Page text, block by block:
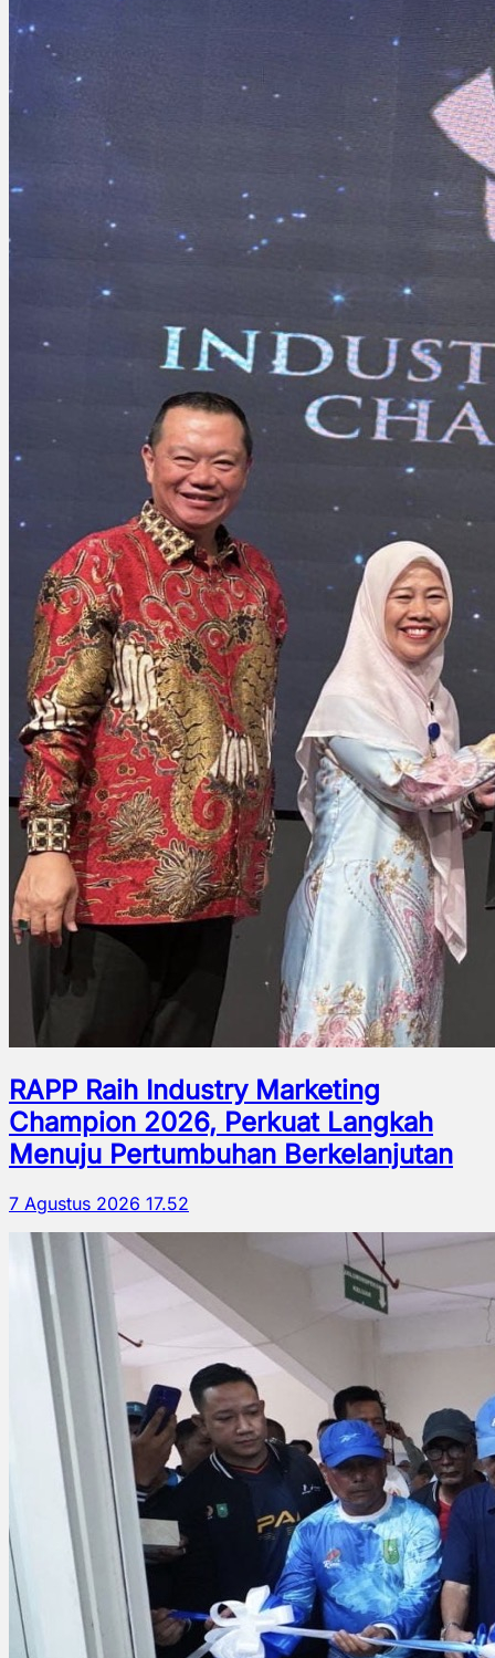
RAPP Raih Industry Marketing
Champion 2026, Perkuat Langkah
Menuju Pertumbuhan Berkelanjutan
7 Agustus 2026 17.52